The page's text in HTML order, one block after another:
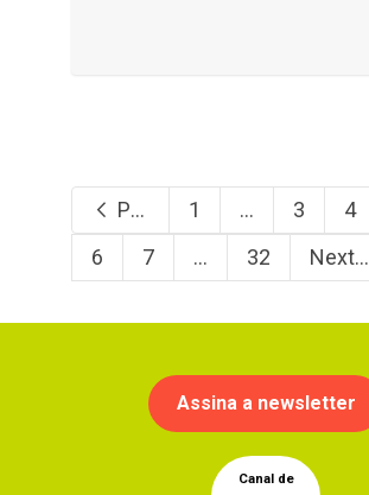
Previous 1 ... 3 4
6
7 ... 32 Next
Assina a newsletter
Canal de